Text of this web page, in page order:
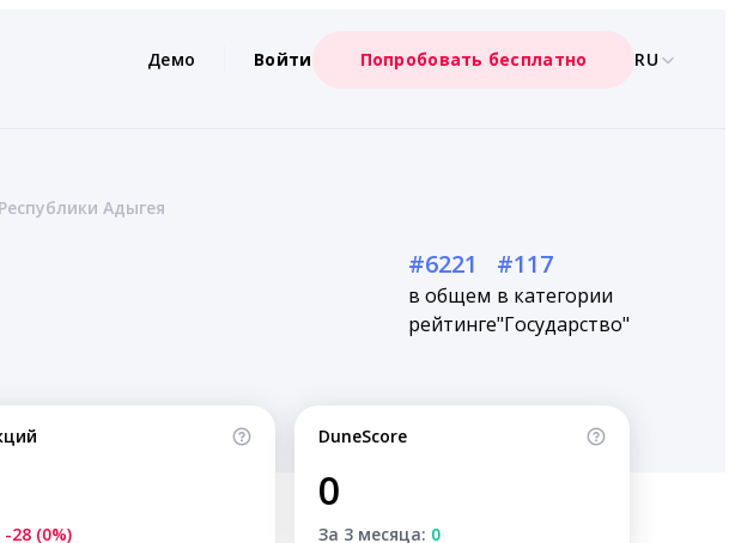
Демо Войти Попробовать бесплатно RU
Адыгея
#6221
в общем
рейтинге
#117
в категории
"Государство"
-28 (0%)
DuneScore
0
За 3 месяца: 0